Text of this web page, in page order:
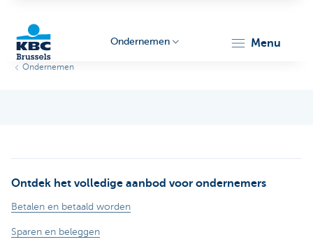
Ondernemen menu
Ondernemen
Ontdek het volledige aanbod voor ondernemers
Betalen en betaald worden
Sparen en beleggen